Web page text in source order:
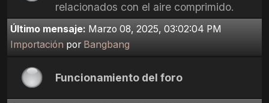
relacionados con el aire comprimido.
Último mensaje: Marzo 08, 2025, 03:02:04 PM
Importación por Bangbang
Funcionamiento del foro